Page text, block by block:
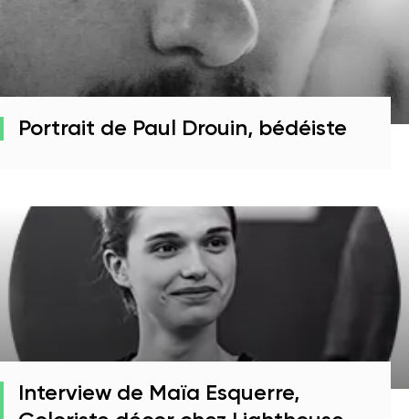
Portrait de Paul Drouin, bédéiste
Interview de Maïa Esquerre,